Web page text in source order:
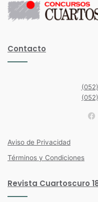
Contacto
Aviso de Privacidad
Términos y Condiciones
Revista Cuartoscuro